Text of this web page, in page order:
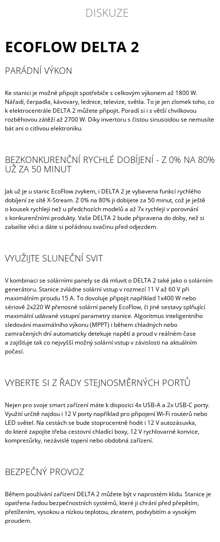
DISKUZE
ECOFLOW DELTA 2
PARÁDNÍ VÝKON
Ke stanici je možné připojit spotřebiče s celkovým výkonem až 1800 W.
Nářadí, čerpadla, kávovary, lednice, televize, světla. To je jen zlomek toho, co
k elektrocentrále DELTA 2 můžete připojit. Poradí si i s větší chvilkovou
rozběhovou zátěží až 2700 W. Díky invertoru s čistou sinusoidou se nemusíte
bát ani o citlivou elektroniku.
BEZKONKURENČNÍ RYCHLÉ DOBÍJENÍ - Z 0% NA 80%
UŽ ZA 50 MINUT
Jak už je u stanic EcoFlow zvykem, i DELTA 2 je vybavena funkcí rychlého
dobíjení ze sítě X-Stream. Z 0% na 80% ji dobijete za 50 minut, což je ještě
o kousek rychleji než u předchozích modelů a až 7x rychleji v porovnání
s konkurenčními produkty. Vaše DELTA 2 bude připravena do doby, než si
zabalíte věci a dáte si pořádnou svačinu před odjezdem.
VYUŽIJTE SLUNEČNÍ SVIT
V kombinaci se solárními panely se dá mluvit o DELTA 2 také jako o solárním
generátoru. Stanice zvládne solární vstup v rozmezí 11 V až 60 V při
maximálním proudu 15 A. To dovoluje připojit například 1x400 W nebo
sériově 2x220 W přenosné solární panely EcoFlow, či jiné sestavy splňující
maximální udávané vstupní parametry stanice. Algoritmus inteligentního
sledování maximálního výkonu (MPPT) i během chladných nebo
zamračených dní automaticky detekuje napětí a proud v reálném čase
a zajišťuje tak co nejvyšší možný solární vstup v závislosti na aktuálním
počasí.
VYBERTE SI Z ŘADY STEJNOSMĚRNÝCH PORTŮ
Nejen pro svoje smart zařízení máte k dispozici 4x USB-A a 2x USB-C porty.
Využití určitě najdou i 12 V porty například pro připojení Wi-Fi routerů nebo
LED světel. Na cestách se bude stoprocentně hodit i 12 V autozásuvka,
do které zapojíte třeba cestovní chladící boxy, 12 V rychlovarné konvice,
kompresůrky, nezávislé topení nebo obdobná zařízení.
BEZPEČNÝ PROVOZ
Během používání zařízení DELTA 2 můžete být v naprostém klidu. Stanice je
opatřena řadou bezpečnostních systémů, které ji chrání před přepětím,
přetížením, vysokou a nízkou teplotou, zkratem, podvybitím a vysokým
proudem.